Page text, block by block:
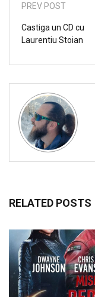
PREV POST
Castiga un CD cu
Laurentiu Stoian
RELATED POSTS